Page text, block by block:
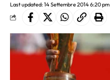
Last updated: 14 Settembre 2014 6:20 pm